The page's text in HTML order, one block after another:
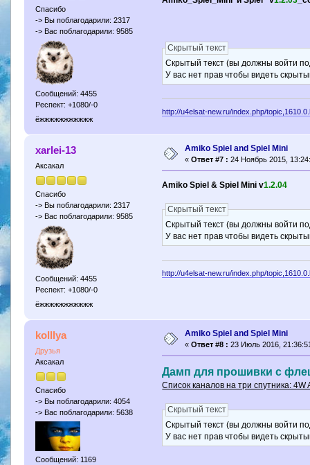
Спасибо
-> Вы поблагодарили: 2317
-> Вас поблагодарили: 9585
Сообщений: 4455
Респект: +1080/-0
ёжжжжжжжжжжж
Скрытый текст
Скрытый текст (вы должны войти
У вас нет прав чтобы видеть
http://u4elsat-new.ru/index.php/
xarlei-13
Аксакал
Спасибо
-> Вы поблагодарили: 2317
-> Вас поблагодарили: 9585
Сообщений: 4455
Респект: +1080/-0
ёжжжжжжжжжжж
Amiko Spiel and Spiel Mini
« Ответ #7 : 24 Ноябрь 2015,
Amiko Spiel & Spiel Mini v1.2.04
Скрытый текст
Скрытый текст (вы должны войти
У вас нет прав чтобы видеть
http://u4elsat-new.ru/index.php/
kolllya
Друзья
Аксакал
Спасибо
-> Вы поблагодарили: 4054
-> Вас поблагодарили: 5638
Сообщений: 1169
Amiko Spiel and Spiel Mini
« Ответ #8 : 23 Июль 2016,
Дамп для прошивки с
Список каналов на три спутника:
Скрытый текст
Скрытый текст (вы должны войти
У вас нет прав чтобы видеть